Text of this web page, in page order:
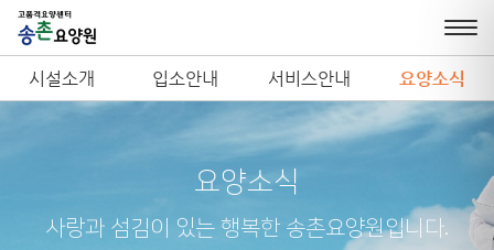
시설소개 입소안내 서비스안내 요양소식
요양소식
사랑과 섬김이 있는 행복한 송촌요양원입니다.